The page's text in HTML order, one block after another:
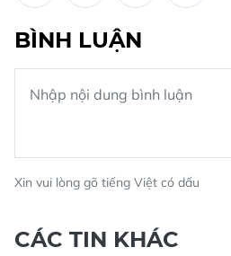
BÌNH LUẬN
Xin vui lòng gõ tiếng Việt có dấu
CÁC TIN KHÁC